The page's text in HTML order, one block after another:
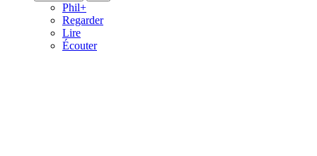
Phil+
Regarder
Lire
Écouter